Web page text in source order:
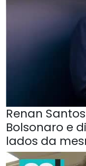
Renan
Bolsonaro e
lados da